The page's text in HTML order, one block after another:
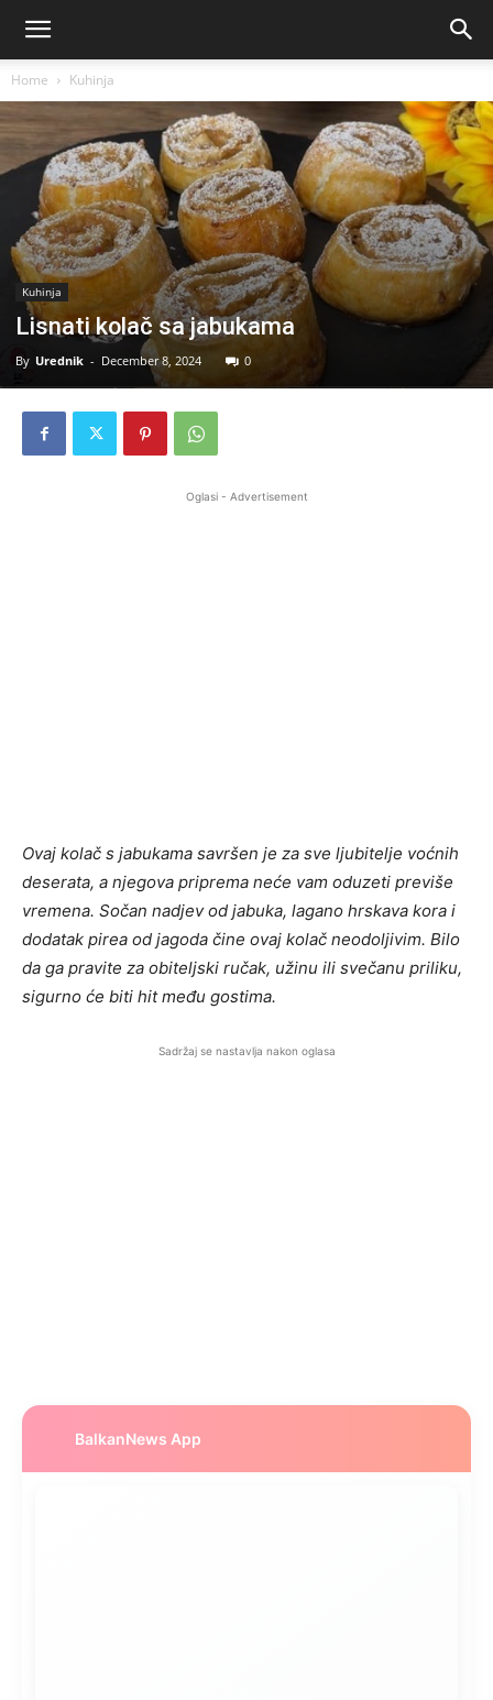
Home Kuhinja
Kuhinja
Lisnati kolač sa jabukama
By Urednik - December 8, 2024 0
Oglasi - Advertisement
Ovaj kolač s jabukama savršen je za sve ljubitelje voćnih
deserata, a njegova priprema neće vam oduzeti previše
vremena. Sočan nadjev od jabuka, lagano hrskava kora i
dodatak pirea od jagoda čine ovaj kolač neodoljivim. Bilo
da ga pravite za obiteljski ručak, užinu ili svečanu priliku,
sigurno će biti hit među gostima.
Sadržaj se nastavlja nakon oglasa
BalkanNews App